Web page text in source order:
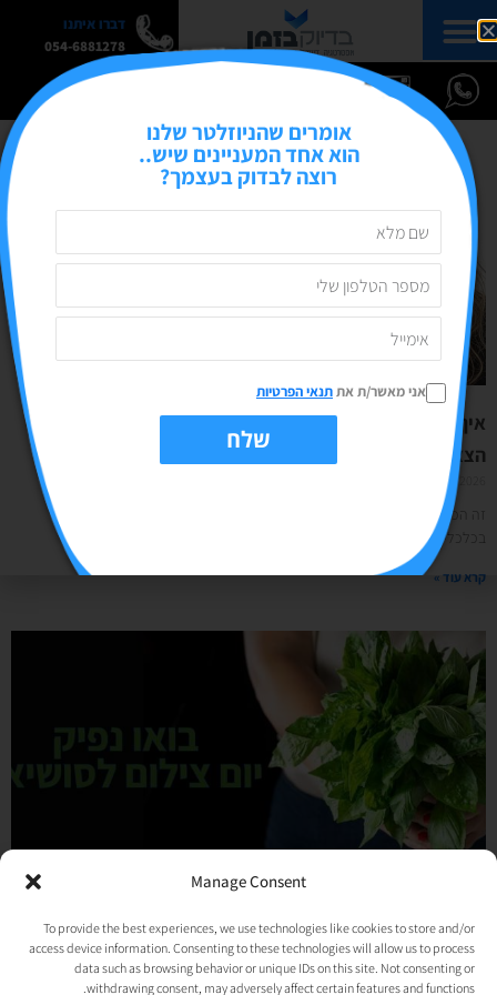
Manage Consent
To provide the best experiences, we use technologies like cookies to store and/or
access device information. Consenting to these technologies will allow us to process
data such as browsing behavior or unique IDs on this site. Not consenting or
withdrawing consent, may adversely affect certain features and functions.
דברו איתנו
054-6881278
איך מפרסמים טור דעה מקצועי באתר כלכלי מוביל?
הצצה למאחורי הקלעים
07/01/2026
בכלכליסט- אז איך עשיתי את זה? קבלו הצצה למאחורי הקלעים: יש לי
קרא עוד »
05/11/2024 אין תגובות
לפני כמה שבועות הפקתי יום צילום ללקוח קולינרי שלי בסוכנות. אני יודעת שכלפי חוץ,
סוכנות סושיאל ניראת נוצצת ופוטוגנית. עבודה כזאת שכל היום הולכים, מסתובבים
אומרים שהניוזלטר שלנו
הוא אחד המעניינים שיש..
רוצה לבדוק בעצמך?
אני מאשר/ת אתתנאי הפרטיות
שלח